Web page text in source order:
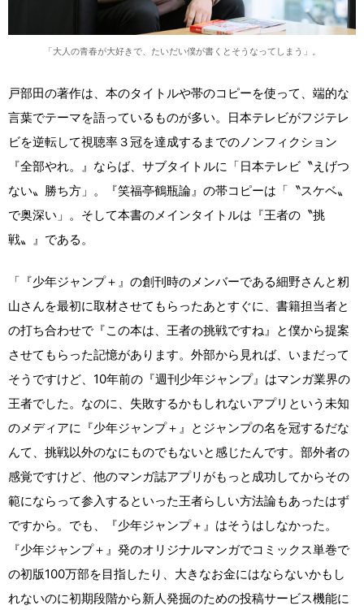
「大人の青春が大好きで、たいだい僕が書くとそうなってしまう」。
戸部田の著作は、本のタイトルや帯のコピーを使って、端的な
言葉でテーマを語っているものが多い。日本テレビがフジテレ
ビを逆転して視聴率３冠を達成するまでのノンフィクション
『全部やれ。』ならば、サブタイトルに「日本テレビ〝えげつ
ない〟勝ち方」。『笑福亭鶴瓶論』の帯コピーは「〝スケベ〟
で奥深い」。そして本書のメインタイトルは『王者の〝挑
戦〟』である。
「『少年ジャンプ＋』の創刊時のメンバーである細野さんと籾
山さんを最初に取材させてもらったあとすぐに、書籍担当者と
の打ち合わせで『この本は、王者の挑戦ですね』と僕から提案
させてもらった記憶があります。外部から見れば、いまだって
そうですけど、10年前の『週刊少年ジャンプ』はマンガ業界の
王者でした。なのに、失敗するかもしれないアプリという未知
のメディアに『少年ジャンプ＋』とジャンプの名を冠するだな
んて、挑戦以外のなにものでもないと感じたんです。部外者の
感覚ですけど、他のマンガ誌アプリがもっと成功してからその
範にならって参入するといった王者らしい方法論もあったはず
ですから。でも、『少年ジャンプ＋』はそうはしなかった。
『少年ジャンプ＋』発のオリジナルマンガでコミックス単巻で
の初版100万部を目指したり、大きなお金にはならないかもし
れないのに初期段階から新人発掘のための投稿サービス機能に